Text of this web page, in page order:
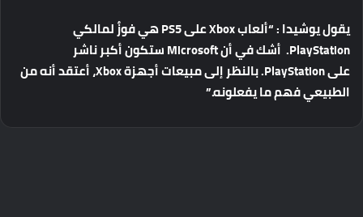
يقوليوشيدا: “ألعاب على هيفوزٌلمالكي
PlayStation. أشكفيأن ستكونأكبرناشر
علىPlayStation. بالنظرإلىمبيعاتأجهزة ،أعتقدأنهمن
الطبيعيفهممايفعلونه.”